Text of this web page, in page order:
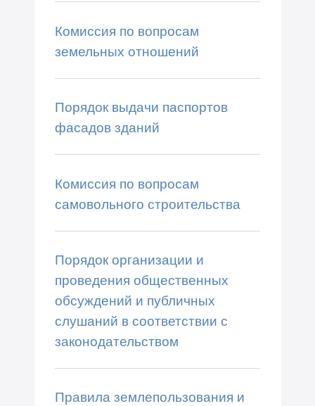
Комиссия по вопросам
земельных отношений
Порядок выдачи паспортов
фасадов зданий
Комиссия по вопросам
самовольного строительства
Порядок организации и
проведения общественных
обсуждений и публичных
слушаний в соответствии с
законодательством
Правила землепользования и